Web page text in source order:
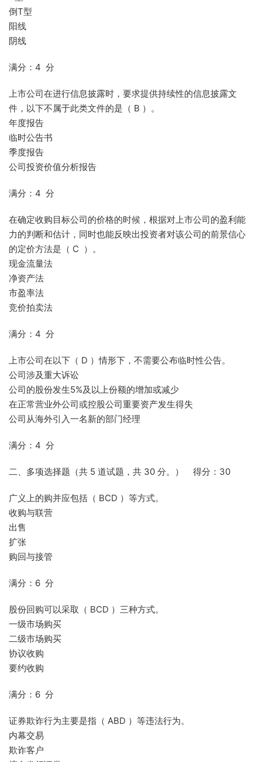
倒T型
阳线
阴线
满分：4 分
上市公司在进行信息披露时，要求提供持续性的信息披露文
件，以下不属于此类文件的是（ B ）。
年度报告
临时公告书
季度报告
公司投资价值分析报告
满分：4 分
在确定收购目标公司的价格的时候，根据对上市公司的盈利能
力的判断和估计，同时也能反映出投资者对该公司的前景信心
的定价方法是（ C ）。
现金流量法
净资产法
市盈率法
竞价拍卖法
满分：4 分
上市公司在以下（ D ）情形下，不需要公布临时性公告。
公司涉及重大诉讼
公司的股份发生5%及以上份额的增加或减少
在正常营业外公司或控股公司重要资产发生得失
公司从海外引入一名新的部门经理
满分：4 分
二、多项选择题（共 5 道试题，共 30 分。） 得分：30
广义上的购并应包括（ BCD ）等方式。
收购与联营
出售
扩张
购回与接管
满分：6 分
股份回购可以采取（ BCD ）三种方式。
一级市场购买
二级市场购买
协议收购
要约收购
满分：6 分
证券欺诈行为主要是指（ ABD ）等违法行为。
内幕交易
欺诈客户